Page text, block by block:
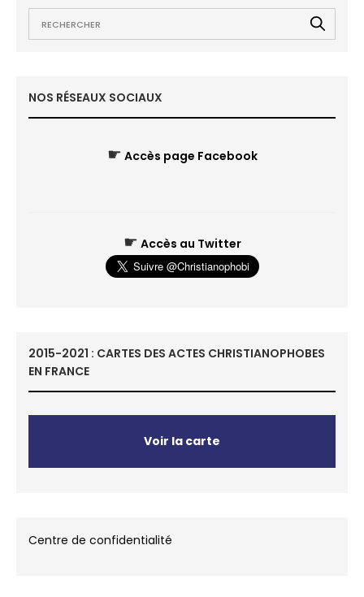
NOS RÉSEAUX SOCIAUX
☛ Accès page Facebook
☛ Accès au Twitter
2015-2021 : CARTES DES ACTES CHRISTIANOPHOBES
EN FRANCE
Voir la carte
Centre de confidentialité